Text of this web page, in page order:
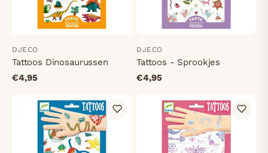
DJECO
Tattoos Dinosaurussen
€4,95
DJECO
Tattoos - Sprookjes
€4,95